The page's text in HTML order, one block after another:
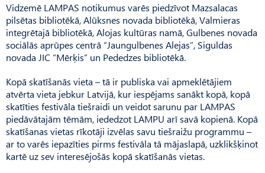
Vidzemē LAMPAS notikumus varēs piedzīvot Mazsalacas
pilsētas bibliotēkā, Alūksnes novada bibliotēkā, Valmieras
integrētajā bibliotēkā, Alojas kultūras namā, Gulbenes novada
sociālās aprūpes centrā “Jaungulbenes Alejas”, Siguldas
novada JIC “Mērķis” un Pededzes bibliotēkā.
Kopā skatīšanās vieta – tā ir publiska vai apmeklētājiem
atvērta vieta jebkur Latvijā, kur iespējams sanākt kopā, kopā
skatīties festivāla tiešraidi un veidot sarunu par LAMPAS
piedāvātajām tēmām, iededzot LAMPU arī savā kopienā. Kopā
skatīšanas vietas rīkotāji izvēlas savu tiešraižu programmu –
ar to varēs iepazīties pirms festivāla tā mājaslapā, uzklikšķinot
kartē uz sev interesējošās kopā skatīšanās vietas.